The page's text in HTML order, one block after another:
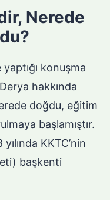
Nerede
konuşma
hakkında
doğdu, eğitim
başlamıştır.
KKTC’nin
başkenti